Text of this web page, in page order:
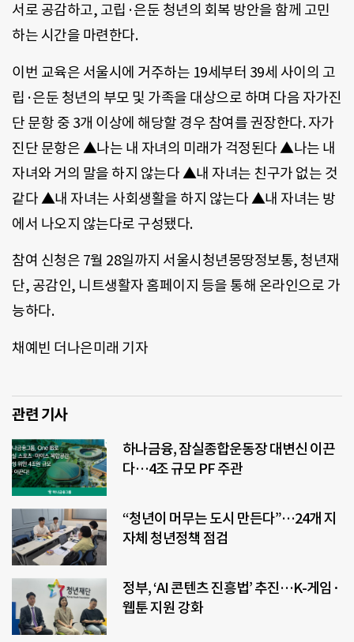
서로 공감하고, 고립·은둔 청년의 회복 방안을 함께 고민
하는 시간을 마련한다.
이번 교육은 서울시에 거주하는 19세부터 39세 사이의 고
립·은둔 청년의 부모 및 가족을 대상으로 하며 다음 자가진
단 문항 중 3개 이상에 해당할 경우 참여를 권장한다. 자가
진단 문항은 ▲나는 내 자녀의 미래가 걱정된다 ▲나는 내
자녀와 거의 말을 하지 않는다 ▲내 자녀는 친구가 없는 것
같다 ▲내 자녀는 사회생활을 하지 않는다 ▲내 자녀는 방
에서 나오지 않는다로 구성됐다.
참여 신청은 7월 28일까지 서울시청년몽땅정보통, 청년재
단, 공감인, 니트생활자 홈페이지 등을 통해 온라인으로 가
능하다.
채예빈 더나은미래 기자
관련 기사
하나금융, 잠실종합운동장 대변신 이끈
다…4조 규모 PF 주관
“청년이 머무는 도시 만든다”…24개 지
자체 청년정책 점검
정부, ‘AI 콘텐츠 진흥법’ 추진…K-게임·
웹툰 지원 강화